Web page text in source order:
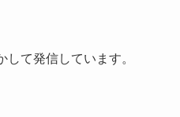
て発信しています。